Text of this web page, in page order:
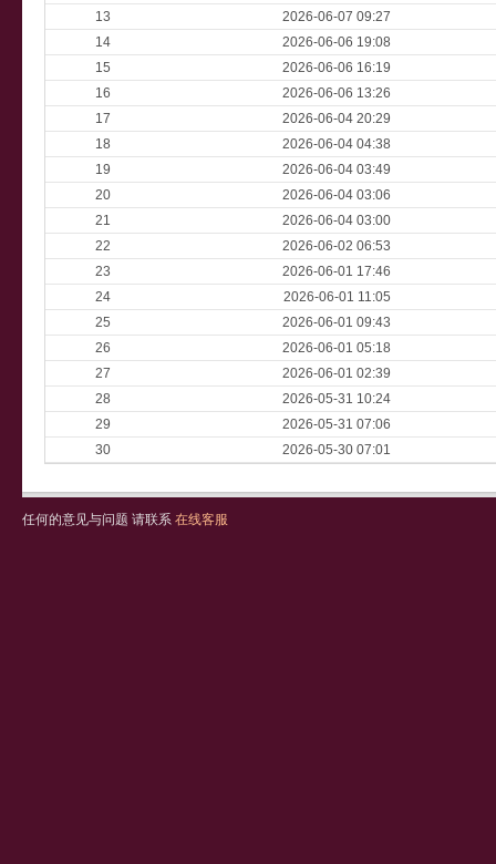
13
2026-06-07 09:27
14
2026-06-06 19:08
15
2026-06-06 16:19
16
2026-06-06 13:26
17
2026-06-04 20:29
18
2026-06-04 04:38
19
2026-06-04 03:49
20
2026-06-04 03:06
21
2026-06-04 03:00
22
2026-06-02 06:53
23
2026-06-01 17:46
24
2026-06-01 11:05
25
2026-06-01 09:43
26
2026-06-01 05:18
27
2026-06-01 02:39
28
2026-05-31 10:24
29
2026-05-31 07:06
30
2026-05-30 07:01
任何的意见与问题 请联系 在线客服